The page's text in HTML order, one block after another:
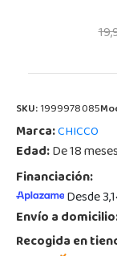
SKU:1999978085
Marca:CHICCO
Edad:De 18
Financiación:
Desde
Envío a
Recogida en